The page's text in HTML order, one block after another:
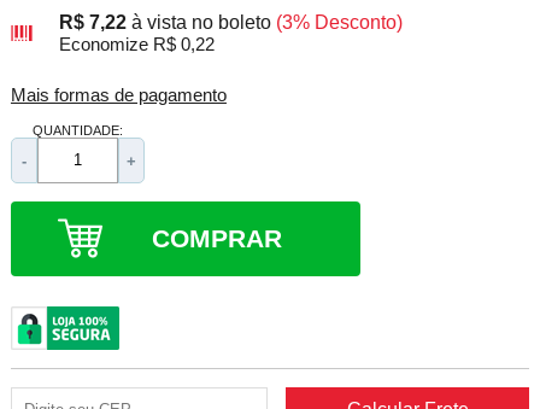
R$ 7,22 à vista no boleto (3% Desconto)
Economize R$ 0,22
Mais formas de pagamento
QUANTIDADE:
- +
COMPRAR